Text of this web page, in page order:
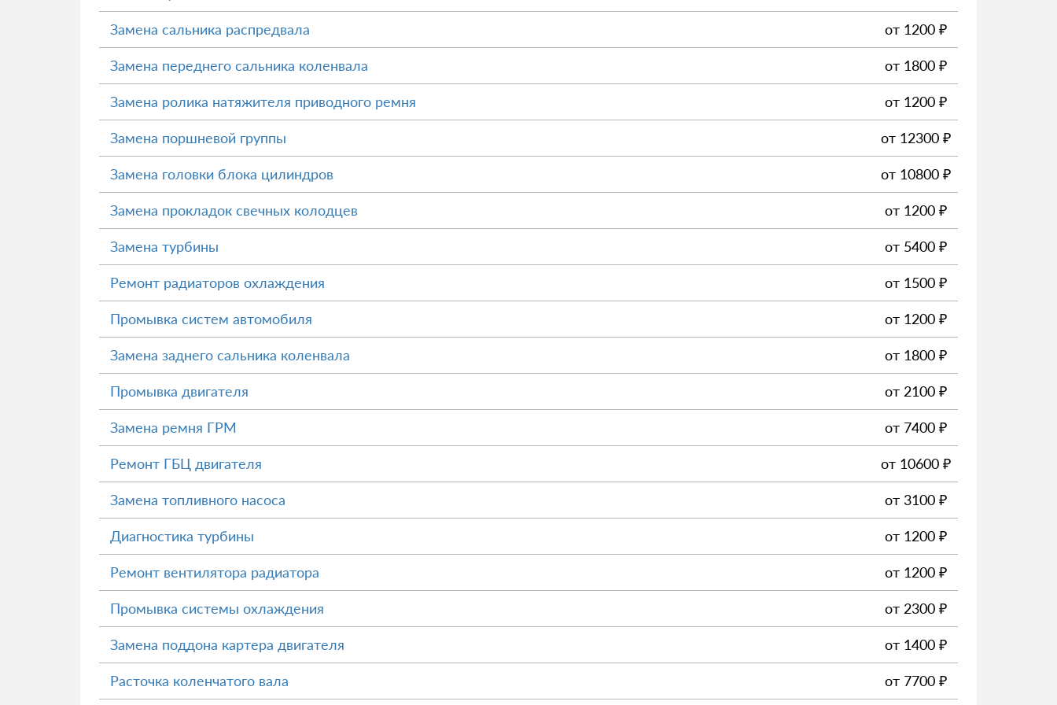
Замена сальника распредвала от 1200 ₽
Замена переднего сальника коленвала от 1800 ₽
Замена ролика натяжителя приводного ремня от 1200 ₽
Замена поршневой группы от 12300 ₽
Замена головки блока цилиндров от 10800 ₽
Замена прокладок свечных колодцев от 1200 ₽
Замена турбины от 5400 ₽
Ремонт радиаторов охлаждения от 1500 ₽
Промывка систем автомобиля от 1200 ₽
Замена заднего сальника коленвала от 1800 ₽
Промывка двигателя от 2100 ₽
Замена ремня ГРМ от 7400 ₽
Ремонт ГБЦ двигателя от 10600 ₽
Замена топливного насоса от 3100 ₽
Диагностика турбины от 1200 ₽
Ремонт вентилятора радиатора от 1200 ₽
Промывка системы охлаждения от 2300 ₽
Замена поддона картера двигателя от 1400 ₽
Расточка коленчатого вала от 7700 ₽